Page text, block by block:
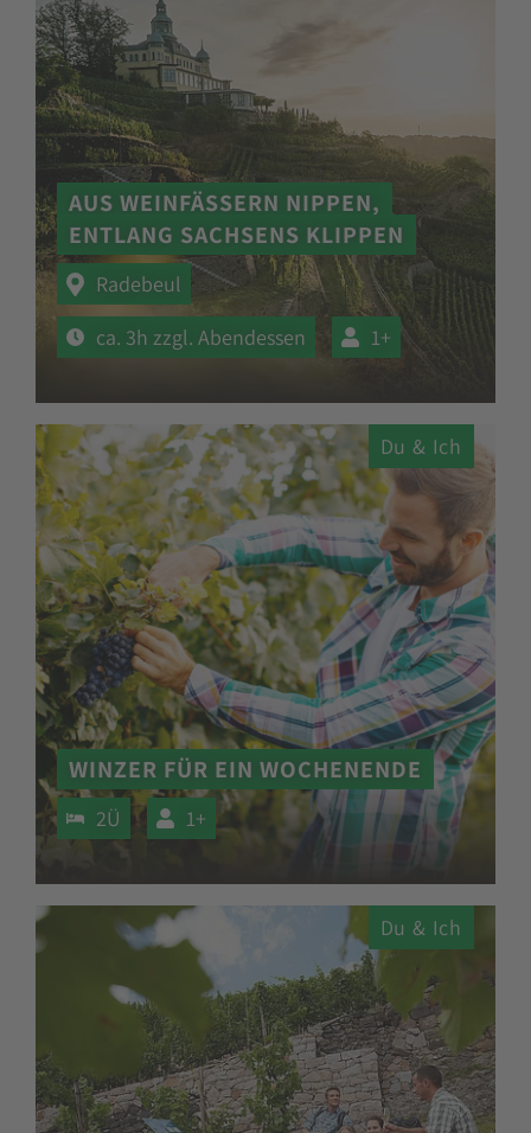
AUS WEINFÄSSERN NIPPEN,
ENTLANG SACHSENS KLIPPEN
Radebeul
ca. 3h zzgl. Abendessen
1+
Du & Ich
WINZER FÜR EIN WOCHENENDE
2Ü 1+
Du & Ich